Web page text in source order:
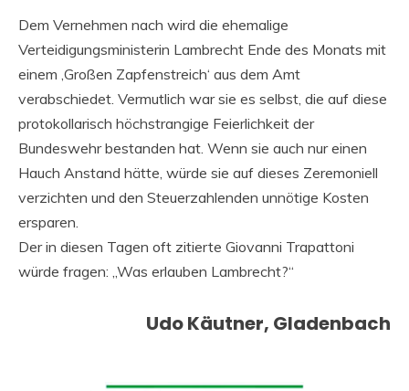
Dem Vernehmen nach wird die ehemalige
Verteidigungsministerin Lambrecht Ende des Monats mit
einem ‚Großen Zapfenstreich‘ aus dem Amt
verabschiedet. Vermutlich war sie es selbst, die auf diese
protokollarisch höchstrangige Feierlichkeit der
Bundeswehr bestanden hat. Wenn sie auch nur einen
Hauch Anstand hätte, würde sie auf dieses Zeremoniell
verzichten und den Steuerzahlenden unnötige Kosten
ersparen.
Der in diesen Tagen oft zitierte Giovanni Trapattoni
würde fragen: „Was erlauben Lambrecht?“
Udo Käutner, Gladenbach